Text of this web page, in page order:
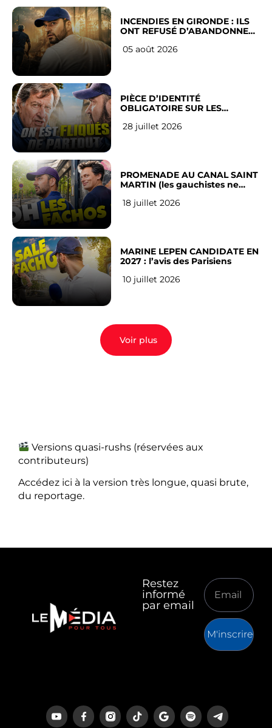
INCENDIES EN GIRONDE : ILS
ONT REFUSÉ D’ABANDONNER
05 août 2026
PIÈCE D’IDENTITÉ
OBLIGATOIRE SUR LES
Français
28 juillet 2026
PROMENADE AU CANAL SAINT
MARTIN (les gauchistes ne
18 juillet 2026
MARINE LEPEN CANDIDATE EN
2027 : l’avis des Parisiens
10 juillet 2026
Voir plus
Versions quasi-rushs (réservées aux
contributeurs)
Accédez ici à la version très longue, quasi brute,
du reportage.
Restez
informé
par email
M'inscrire